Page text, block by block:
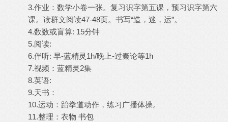
3.作业：数学小卷一张。复习识字第五课，预习识字第六
课。读群文阅读47-48页。书写“造，迷，运”。
4.数数或盲算: 15分钟
5.阅读:
6.伴听: 早-蓝精灵1h/晚上-过秦论等1h
7.视频：蓝精灵2集
8.英语:
9.天书：
10.运动：跆拳道动作，练习广播体操。
11.整理：衣物 书包